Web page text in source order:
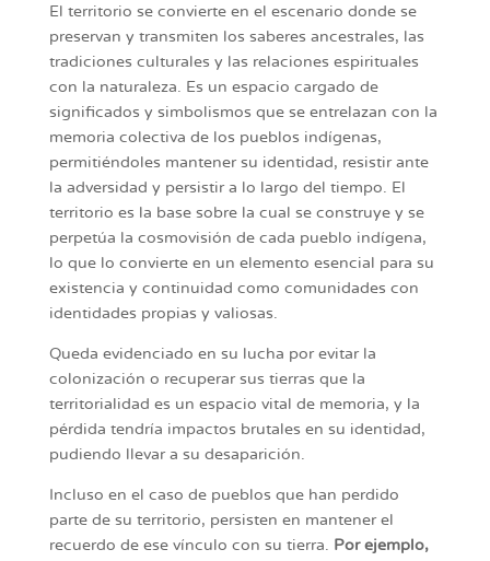
El territorio se convierte en el escenario donde se
preservan y transmiten los saberes ancestrales, las
tradiciones culturales y las relaciones espirituales
con la naturaleza. Es un espacio cargado de
significados y simbolismos que se entrelazan con la
memoria colectiva de los pueblos indígenas,
permitiéndoles mantener su identidad, resistir ante
la adversidad y persistir a lo largo del tiempo. El
territorio es la base sobre la cual se construye y se
perpetúa la cosmovisión de cada pueblo indígena,
lo que lo convierte en un elemento esencial para su
existencia y continuidad como comunidades con
identidades propias y valiosas.
Queda evidenciado en su lucha por evitar la
colonización o recuperar sus tierras que la
territorialidad es un espacio vital de memoria, y la
pérdida tendría impactos brutales en su identidad,
pudiendo llevar a su desaparición.
Incluso en el caso de pueblos que han perdido
parte de su territorio, persisten en mantener el
recuerdo de ese vínculo con su tierra. Por ejemplo,